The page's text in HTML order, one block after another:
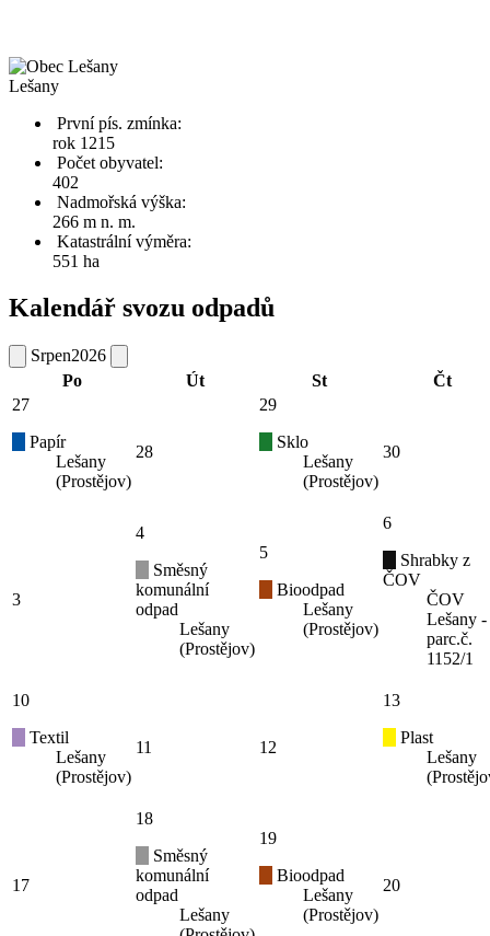
Lešany
První pís. zmínka:
rok 1215
Počet obyvatel:
402
Nadmořská výška:
266 m n. m.
Katastrální výměra:
551 ha
Kalendář svozu odpadů
Srpen2026
Po
Út St
Čt
27
Papír
Lešany
(Prostějov)
28
29
Sklo
Lešany
(Prostějov)
30
3
4
Směsný
komunální
odpad
Lešany
(Prostějov)
5
Bioodpad
Lešany
(Prostějov)
6
Shrabky z
ČOV
ČOV
Lešany -
parc.č.
1152/1
10
Textil
Lešany
(Prostějov)
11 12
13
Plast
Lešany
17
18
Směsný
komunální
odpad
Lešany
19
Bioodpad
Lešany
(Prostějov)
20